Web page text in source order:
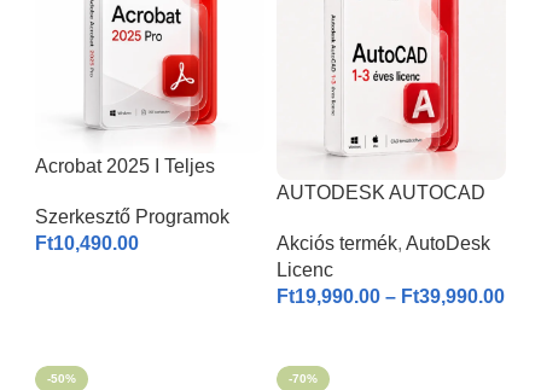
Acrobat 2025 I Teljes
Szerkesztő Programok
Ft10,490.00
AUTODESK AUTOCAD
1-3 éves licenc I
Akciós termék, AutoDesk
Licenc
Ft19,990.00 – Ft39,990.00
-50% -70%